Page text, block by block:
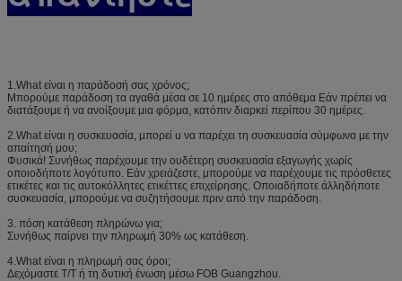
1.What είναι η παράδοσή σας χρόνος;
Μπορούμε παράδοση τα αγαθά μέσα σε 10 ημέρες στο απόθεμα Εάν πρέπει να
διατάξουμε ή να ανοίξουμε μια φόρμα, κατόπιν διαρκεί περίπου 30 ημέρες.
2.What είναι η συσκευασία, μπορεί u να παρέχει τη συσκευασία σύμφωνα με την
απαίτησή μου;
Φυσικά! Συνήθως παρέχουμε την ουδέτερη συσκευασία εξαγωγής χωρίς
οποιοδήποτε λογότυπο. Εάν χρειάζεστε, μπορούμε να παρέχουμε τις πρόσθετες
ετικέτες και τις αυτοκόλλητες ετικέττες επιχείρησης. Οποιαδήποτε άλληδήποτε
συσκευασία, μπορούμε να συζητήσουμε πριν από την παράδοση.
3. πόση κατάθεση πληρώνω για;
Συνήθως παίρνει την πληρωμή 30% ως κατάθεση.
4.What είναι η πληρωμή σας όροι;
Δεχόμαστε T/T ή τη δυτική ένωση μέσω FOB Guangzhou.